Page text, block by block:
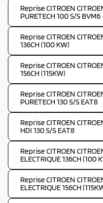
Reprise CITROEN
PURETECH 100 S/S BVM6
Reprise CITROEN
136CH (100 KW)
Reprise CITROEN
156CH (115KW)
Reprise CITROEN
PURETECH 130 S/S EAT8
Reprise CITROEN
HDI 130 S/S EAT8
Reprise CITROEN
ELECTRIQUE 136CH (100
Reprise CITROEN
ELECTRIQUE 156CH